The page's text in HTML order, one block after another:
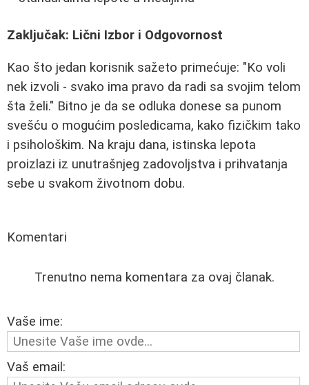
Zaključak: Lični Izbor i Odgovornost
Kao što jedan korisnik sažeto primećuje: "Ko voli
nek izvoli - svako ima pravo da radi sa svojim telom
šta želi." Bitno je da se odluka donese sa punom
svešću o mogućim posledicama, kako fizičkim tako
i psihološkim. Na kraju dana, istinska lepota
proizlazi iz unutrašnjeg zadovoljstva i prihvatanja
sebe u svakom životnom dobu.
Komentari
Trenutno nema komentara za ovaj članak.
Vaše ime:
Vaš email: